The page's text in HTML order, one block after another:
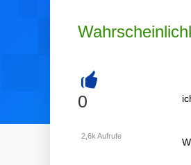
+
0
2,6k Aufrufe